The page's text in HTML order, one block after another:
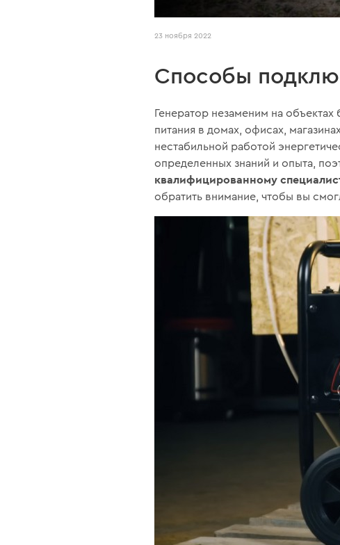
23 ноября 2022
Способы
Генератор незаменим на
питания в домах, офисах,
нестабильной работой
определенных знаний и опыта,
квалифицированному
обратить внимание, чтобы вы